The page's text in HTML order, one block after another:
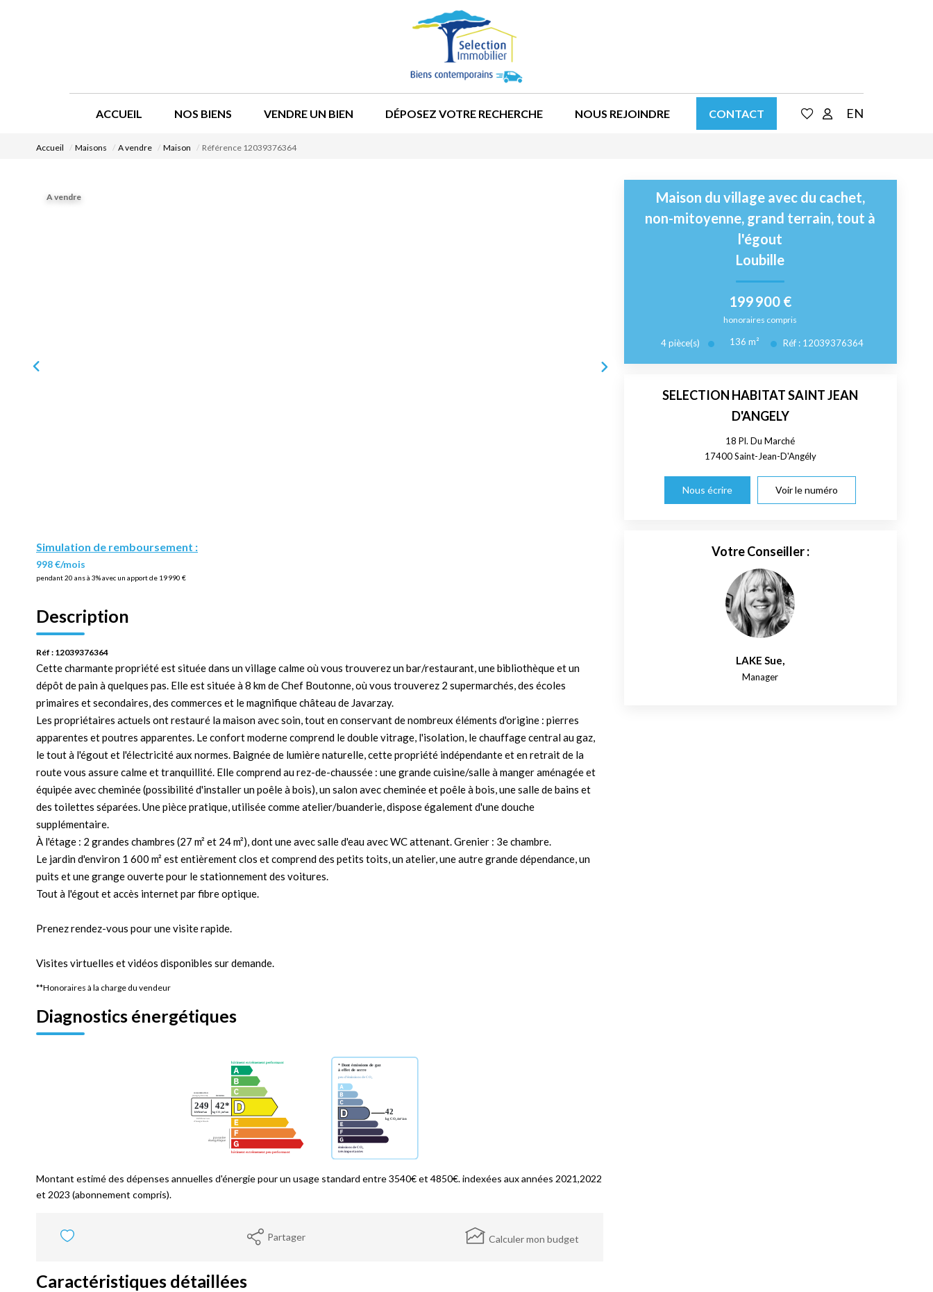
ACCUEIL NOS BIENS VENDRE UN BIEN DÉPOSEZ VOTRE RECHERCHE NOUS REJOINDRE CONTACT EN
Accueil Maisons A vendre Maison Référence 12039376364
A vendre
Simulation de remboursement :
998 €/mois
pendant 20 ans à 3% avec un apport de 19 990 €
Description
Réf : 12039376364
Cette charmante propriété est située dans un village calme où vous trouverez un bar/restaurant, une bibliothèque et un
dépôt de pain à quelques pas. Elle est située à 8 km de Chef Boutonne, où vous trouverez 2 supermarchés, des écoles
primaires et secondaires, des commerces et le magnifique château de Javarzay.
Les propriétaires actuels ont restauré la maison avec soin, tout en conservant de nombreux éléments d'origine : pierres
apparentes et poutres apparentes. Le confort moderne comprend le double vitrage, l'isolation, le chauffage central au gaz,
le tout à l'égout et l'électricité aux normes. Baignée de lumière naturelle, cette propriété indépendante et en retrait de la
route vous assure calme et tranquillité. Elle comprend au rez-de-chaussée : une grande cuisine/salle à manger aménagée et
équipée avec cheminée (possibilité d'installer un poêle à bois), un salon avec cheminée et poêle à bois, une salle de bains et
des toilettes séparées. Une pièce pratique, utilisée comme atelier/buanderie, dispose également d'une douche
supplémentaire.
À l'étage : 2 grandes chambres (27 m² et 24 m²), dont une avec salle d'eau avec WC attenant. Grenier : 3e chambre.
Le jardin d'environ 1 600 m² est entièrement clos et comprend des petits toits, un atelier, une autre grande dépendance, un
puits et une grange ouverte pour le stationnement des voitures.
Tout à l'égout et accès internet par fibre optique.
Prenez rendez-vous pour une visite rapide.
Visites virtuelles et vidéos disponibles sur demande.
**Honoraires à la charge du vendeur
Diagnostics énergétiques
Montant estimé des dépenses annuelles d'énergie pour un usage standard entre 3540€ et 4850€. indexées aux années 2021,2022
et 2023 (abonnement compris).
Partager Calculer mon budget
Caractéristiques détaillées
Maison du village avec du cachet,
non-mitoyenne, grand terrain, tout à
l'égout
Loubille
199 900 €
honoraires compris
4pièce(s) 136m² Réf : 12039376364
SELECTION HABITAT SAINT JEAN
D'ANGELY
18 Pl. Du Marché
17400Saint-Jean-D'Angély
Nous écrire Voir le numéro
Votre Conseiller :
LAKE Sue,
Manager